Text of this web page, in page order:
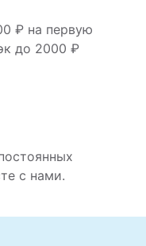
₽ на первую
до 2000 ₽
с нами.